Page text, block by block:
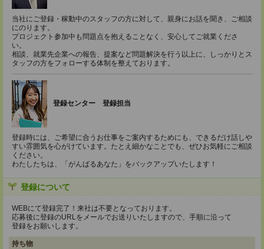
当社にご登録・稼動中のスタッフの方に対して、親身にお話を聞き、ご相談
にのります。
プロジェクト参加中も問題点を抱えることなく、安心してご就業くださ
い。
相談、就業先企業への報告、提案など問題解決を行う以上に、しっかりとス
タッフの方をフォローする体制を整えております。
登録センター 登録担当
登録時には、ご希望に合うお仕事をご案内するためにも、できるだけ話しや
すい雰囲気を心がけています。たとえ細かなことでも、ぜひお気軽にご相談
ください。
わたしたちは、「がんばるあなた」をバックアップいたします！
登録について
WEBにて登録完了！来社は不要となっております。
応募後に登録のURLをメールでお送りいたしますので、手順に沿って
登録をお願いします。
持ち物